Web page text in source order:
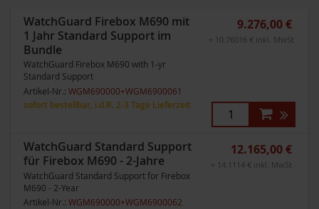
WatchGuard Firebox M690 mit
1 Jahr Standard Support im
Bundle
WatchGuard Firebox M690 with 1-yr
Standard Support
Artikel-Nr.: WGM690000+WGM6900061
sofort bestellbar, i.d.R. 2-3 Tage Lieferzeit
9.276,00 €
= 10.76016 € inkl. MwSt
WatchGuard Standard Support
für Firebox M690 - 2-Jahre
WatchGuard Standard Support for Firebox
M690 - 2-Year
Artikel-Nr.: WGM690000+WGM6900062
12.165,00 €
= 14.1114 € inkl. MwSt